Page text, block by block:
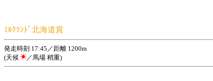
ﾐﾙｸﾗﾝﾄﾞ北海道賞
発走時刻 17:45／距離 1200m
(天候
／馬場 稍重)